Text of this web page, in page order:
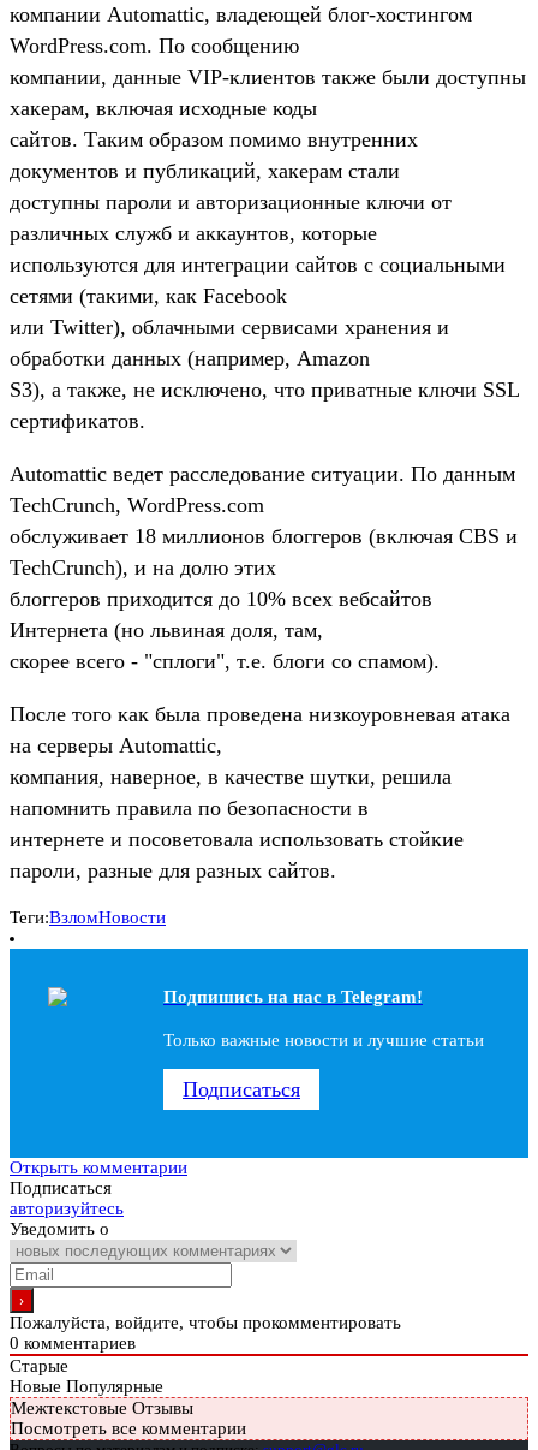
компании Automattic, владеющей блог-хостингом
WordPress.com. По сообщению
компании, данные VIP-клиентов также были доступны
хакерам, включая исходные коды
сайтов. Таким образом помимо внутренних
документов и публикаций, хакерам стали
доступны пароли и авторизационные ключи от
различных служб и аккаунтов, которые
используются для интеграции сайтов с социальными
сетями (такими, как Facebook
или Twitter), облачными сервисами хранения и
обработки данных (например, Amazon
S3), а также, не исключено, что приватные ключи SSL
сертификатов.
Automattic ведет расследование ситуации. По данным
TechCrunch, WordPress.com
обслуживает 18 миллионов блоггеров (включая CBS и
TechCrunch), и на долю этих
блоггеров приходится до 10% всех вебсайтов
Интернета (но львиная доля, там,
скорее всего - "сплоги", т.е. блоги со спамом).
После того как была проведена низкоуровневая атака
на серверы Automattic,
компания, наверное, в качестве шутки, решила
напомнить правила по безопасности в
интернете и посоветовала использовать стойкие
пароли, разные для разных сайтов.
Теги:ВзломНовости
Подпишись на наc в Telegram!
Только важные новости и лучшие статьи
Подписаться
Открыть комментарии
Подписаться
авторизуйтесь
Уведомить о
Пожалуйста, войдите, чтобы прокомментировать
0 комментариев
Старые
Новые Популярные
Межтекстовые Отзывы
Посмотреть все комментарии